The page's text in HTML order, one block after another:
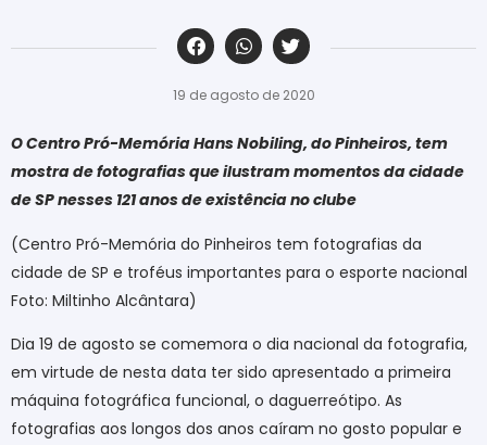
‎ ‎ ‎ ‎ ‎ ‎ ‎ ‎ ‎ ‎ ‎ ‎ ‎ ‎ ‎ ‎ ‎ ‎ ‎ ‎ ‎ ‎ ‎ ‎ ‎ ‎ ‎ ‎ ‎ ‎ ‎
19 de agosto de 2020
O Centro Pró-Memória Hans Nobiling, do Pinheiros, tem
mostra de fotografias que ilustram momentos da cidade
de SP nesses 121 anos de existência no clube
(Centro Pró-Memória do Pinheiros tem fotografias da
cidade de SP e troféus importantes para o esporte nacional
Foto: Miltinho Alcântara)
Dia 19 de agosto se comemora o dia nacional da fotografia,
em virtude de nesta data ter sido apresentado a primeira
máquina fotográfica funcional, o daguerreótipo. As
fotografias aos longos dos anos caíram no gosto popular e